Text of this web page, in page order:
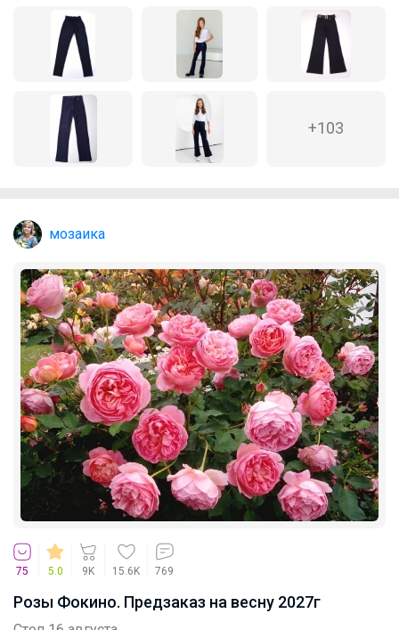
+103
мозаика
75 5.0 9K 15.6K 769
Розы Фокино. Предзаказ на весну 2027г